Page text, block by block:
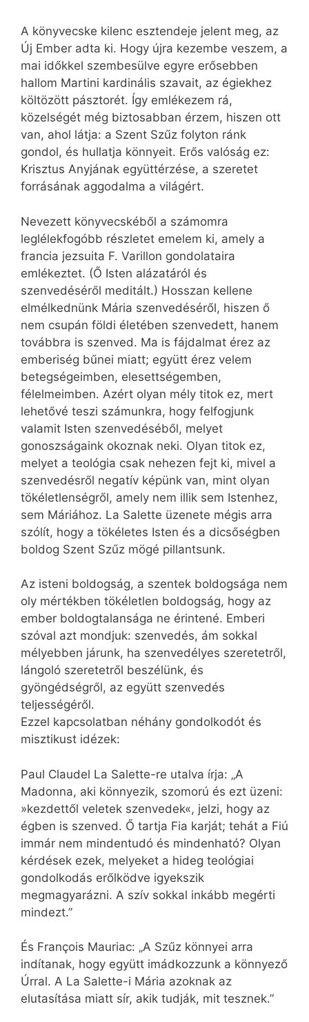
A könyvecske kilenc esztendeje jelent meg, az
Új Ember adta ki. Hogy újra kezembe veszem, a
mai időkkel szembesülve egyre erősebben
hallom Martini kardinális szavait, az égiekhez
költözött pásztorét. Így emlékezem rá,
közelségét még biztosabban érzem, hiszen ott
van, ahol látja: a Szent Szűz folyton ránk
gondol, és hullatja könnyeit. Erős valóság ez:
Krisztus Anyjának együttérzése, a szeretet
forrásának aggodalma a világért.
Nevezett könyvecskéből a számomra
leglélekfogóbb részletet emelem ki, amely a
francia jezsuita F. Varillon gondolataira
emlékeztet. (Ő Isten alázatáról és
szenvedéséről meditált.) Hosszan kellene
elmélkednünk Mária szenvedéséről, hiszen ő
nem csupán földi életében szenvedett, hanem
továbbra is szenved. Ma is fájdalmat érez az
emberiség bűnei miatt; együtt érez velem
betegségeimben, elesettségemben,
félelmeimben. Azért olyan mély titok ez, mert
lehetővé teszi számunkra, hogy felfogjunk
valamit Isten szenvedéséből, melyet
gonoszságaink okoznak neki. Olyan titok ez,
melyet a teológia csak nehezen fejt ki, mivel a
szenvedésről negatív képünk van, mint olyan
tökéletlenségről, amely nem illik sem Istenhez,
sem Máriához. La Salette üzenete mégis arra
szólít, hogy a tökéletes Isten és a dicsőségben
boldog Szent Szűz mögé pillantsunk.
Az isteni boldogság, a szentek boldogsága nem
oly mértékben tökéletlen boldogság, hogy az
ember boldogtalansága ne érintené. Emberi
szóval azt mondjuk: szenvedés, ám sokkal
mélyebben járunk, ha szenvedélyes szeretetről,
lángoló szeretetről beszélünk, és
gyöngédségről, az együtt szenvedés
teljességéről.
Ezzel kapcsolatban néhány gondolkodót és
misztikust idézek:
Paul Claudel La Salette-re utalva írja: „A
Madonna, aki könnyezik, szomorú és ezt üzeni:
»kezdettől veletek szenvedek«, jelzi, hogy az
égben is szenved. Ő tartja Fia karját; tehát a Fiú
immár nem mindentudó és mindenható? Olyan
kérdések ezek, melyeket a hideg teológiai
gondolkodás erőlködve igyekszik
megmagyarázni. A szív sokkal inkább megérti
mindezt.”
És François Mauriac: „A Szűz könnyei arra
indítanak, hogy együtt imádkozzunk a könnyező
Úrral. A La Salette-i Mária azoknak az
elutasítása miatt sír, akik tudják, mit tesznek.”